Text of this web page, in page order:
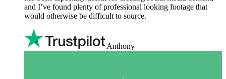
and I’ve found plenty of professional looking footage that
would otherwise be difficult to source.
Anthony